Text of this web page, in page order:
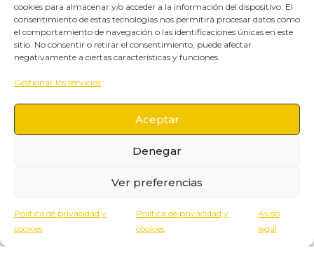
cookies para almacenar y/o acceder a la información del dispositivo. El
consentimiento de estas tecnologías nos permitirá procesar datos como
el comportamiento de navegación o las identificaciones únicas en este
sitio. No consentir o retirar el consentimiento, puede afectar
negativamente a ciertas características y funciones.
Gestionar los servicios
Aceptar
Denegar
Ver preferencias
Política de privacidad y
cookies
Política de privacidad y
cookies
Aviso
legal
Nuestra política de calidad
Política de Privacidad
MARCAS BY EGALECO